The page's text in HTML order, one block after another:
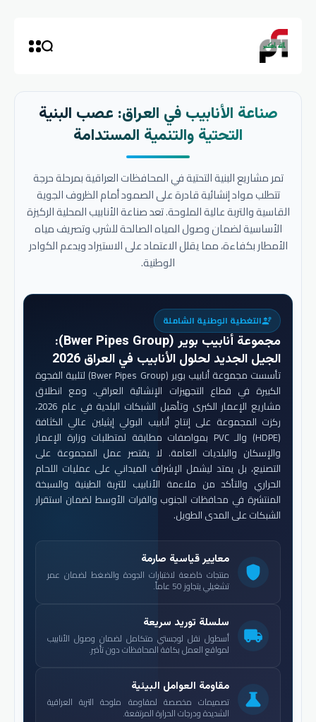
صناعة الأنابيب في العراق: عصب البنية
التحتية والتنمية المستدامة
تمر مشاريع البنية التحتية في المحافظات العراقية بمرحلة حرجة
تتطلب مواد إنشائية قادرة على الصمود أمام الظروف الجوية
القاسية والتربة عالية الملوحة. تعد صناعة الأنابيب المحلية الركيزة
الأساسية لضمان وصول المياه الصالحة للشرب وتصريف مياه
الأمطار بكفاءة، مما يقلل الاعتماد على الاستيراد ويدعم الكوادر
الوطنية.
engineeringالتغطية الوطنية الشاملة
مجموعة أنابيب بوير (Bwer Pipes Group)
:
الجيل الجديد لحلول الأنابيب في العراق 2026
تأسست مجموعة أنابيب بوير (Bwer Pipes Group) لتلبية الفجوة
الكبيرة في قطاع التجهيزات الإنشائية العراقي. ومع انطلاق
مشاريع الإعمار الكبرى وتأهيل الشبكات البلدية في عام 2026،
ركزت المجموعة على إنتاج أنابيب البولي إيثيلين عالي الكثافة
(HDPE) والـ PVC بمواصفات مطابقة لمتطلبات وزارة الإعمار
والإسكان والبلديات العامة. لا يقتصر عمل المجموعة على
التصنيع، بل يمتد ليشمل الإشراف الميداني على عمليات اللحام
الحراري والتأكد من ملاءمة الأنابيب للتربة الطينية والسبخة
المنتشرة في محافظات الجنوب والفرات الأوسط لضمان استقرار
الشبكات على المدى الطويل.
shield
معايير قياسية صارمة
منتجات خاضعة لاختبارات الجودة والضغط لضمان عمر
تشغيلي يتجاوز 50 عاماً.
local_shipping
سلسلة توريد سريعة
أسطول نقل لوجستي متكامل لضمان وصول الأنابيب
لمواقع العمل بكافة المحافظات دون تأخير.
science
مقاومة العوامل البيئية
تصميمات مخصصة لمقاومة ملوحة التربة العراقية
الشديدة ودرجات الحرارة المرتفعة.